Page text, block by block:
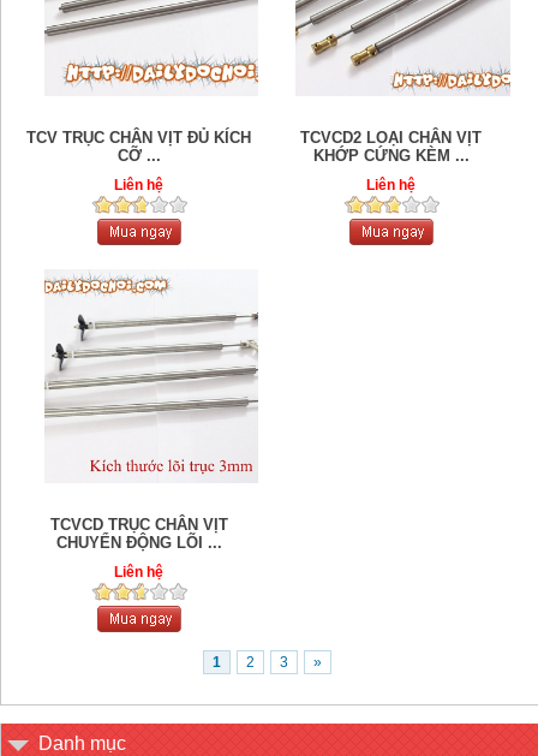
TCV TRỤC CHÂN VỊT ĐỦ KÍCH
CỠ ...
Liên hệ
TCVCD2 LOẠI CHÂN VỊT
KHỚP CỨNG KÈM ...
Liên hệ
TCVCD TRỤC CHÂN VỊT
CHUYỂN ĐỘNG LÕI ...
Liên hệ
1 2 3 »
Danh mục